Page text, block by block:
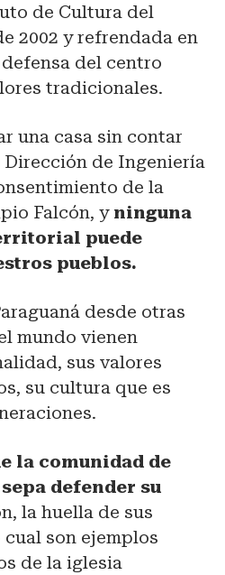
de Cultura del
2002 y refrendada en
del centro
tradicionales.
una casa sin contar
Dirección de Ingeniería
de la
Falcón, y ninguna
puede
pueblos.
desde otras
mundo vienen
sus valores
su cultura que es
la comunidad de
defender su
la huella de sus
son ejemplos
de la iglesia